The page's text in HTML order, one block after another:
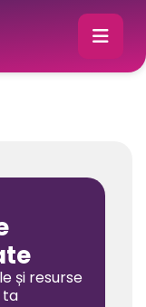
și resurse